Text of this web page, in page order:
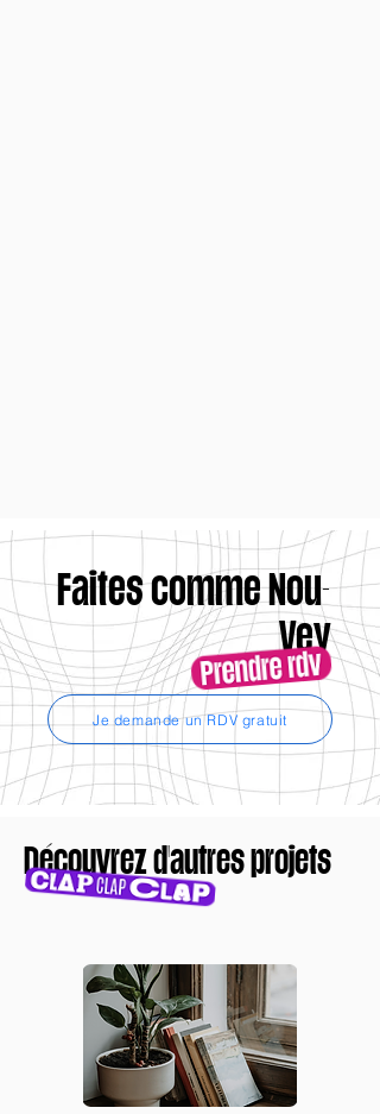
Faites commeNou-
Vey
Je demande un RDV gratuit
Découvrez d'autres projets